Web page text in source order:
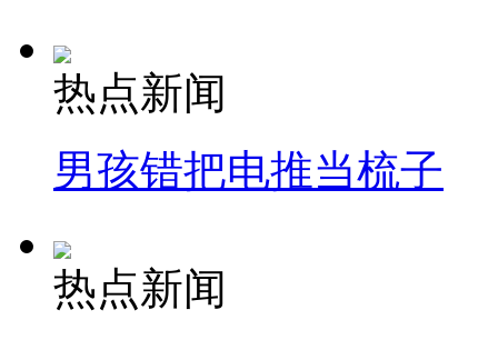
安徽一实载49人客车翻车
走！跟着总书记去植树
消防员救轻生者
热点新闻
男孩错把电推当梳子
热点新闻